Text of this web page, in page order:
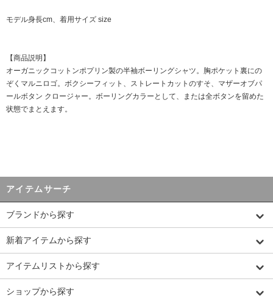
モデル身長cm、着用サイズ size
【商品説明】
オーガニックコットンポプリン製の半袖ボーリングシャツ。胸ポケット裏にの
ぞくマルニロゴ。ボクシーフィット、ストレートカットのすそ、マザーオブパ
ールボタン クロージャー。ボーリングカラーとして、または全ボタンを留めた
状態でまとえます。
アイテムサーチ
ブランドから探す
新着アイテムから探す
アイテムリストから探す
ショップから探す